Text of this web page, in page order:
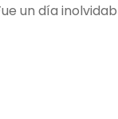
un día